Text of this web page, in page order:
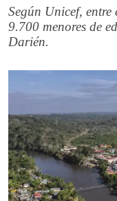
Según Unicef, entre
9.700 menores de
Darién.